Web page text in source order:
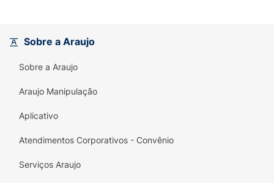
Sobre a Araujo
Sobre a Araujo
Araujo Manipulação
Aplicativo
Atendimentos Corporativos - Convênio
Serviços Araujo